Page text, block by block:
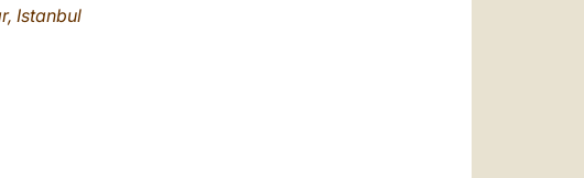
Istanbul